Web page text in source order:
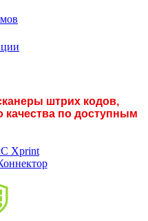
штрих кодов,
по доступным